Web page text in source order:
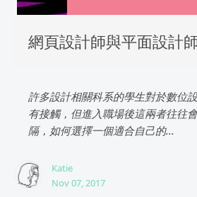
網頁設計師與平面設計
許多設計相關科系的學生對於數位
有接觸，但進入職場後這兩者往往
隔，如何選擇一個適合自己的...
Katie
Nov 07, 2017